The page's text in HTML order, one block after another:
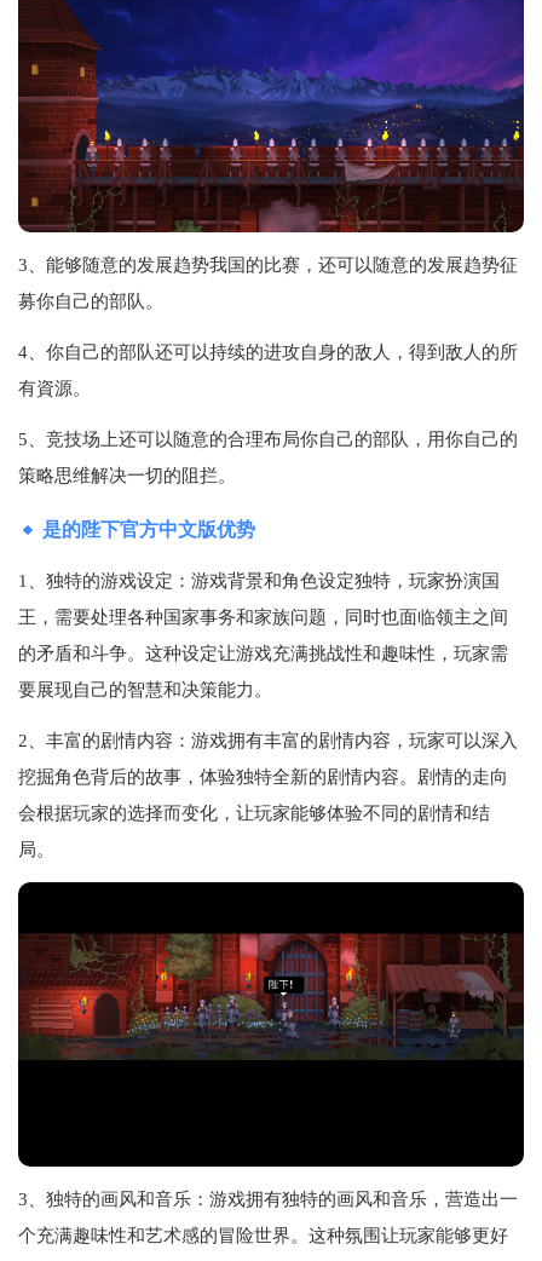
3、能够随意的发展趋势我国的比赛，还可以随意的发展趋势征
募你自己的部队。
4、你自己的部队还可以持续的进攻自身的敌人，得到敌人的所
有資源。
5、竞技场上还可以随意的合理布局你自己的部队，用你自己的
策略思维解决一切的阻拦。
是的陛下官方中文版优势
1、独特的游戏设定：游戏背景和角色设定独特，玩家扮演国
王，需要处理各种国家事务和家族问题，同时也面临领主之间
的矛盾和斗争。这种设定让游戏充满挑战性和趣味性，玩家需
要展现自己的智慧和决策能力。
2、丰富的剧情内容：游戏拥有丰富的剧情内容，玩家可以深入
挖掘角色背后的故事，体验独特全新的剧情内容。剧情的走向
会根据玩家的选择而变化，让玩家能够体验不同的剧情和结
局。
3、独特的画风和音乐：游戏拥有独特的画风和音乐，营造出一
个充满趣味性和艺术感的冒险世界。这种氛围让玩家能够更好